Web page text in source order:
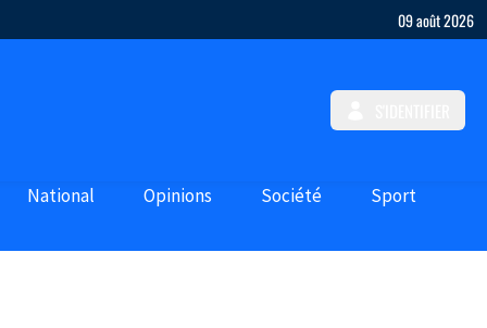
09 août 2026
National Opinions Société Sport